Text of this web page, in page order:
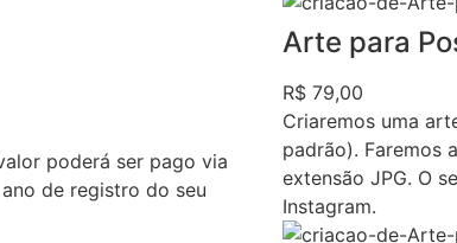
poderá ser pago via
de registro do seu
Arte para
R$ 79,00
Criaremos uma
padrão). Faremos
extensão JPG. O
Instagram.